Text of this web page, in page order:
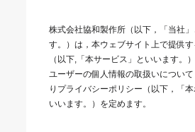
株式会社協和製作所（以下，「当社」
す。）は，本ウェブサイト上で提供
（以下,「本サービス」といいます。
ユーザーの個人情報の取扱いについ
りプライバシーポリシー（以下，「本
いいます。）を定めます。